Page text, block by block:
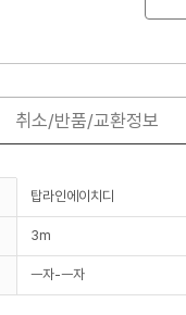
취소/반품/교환정보
탑라인에이치디
3m
ㅡ자-ㅡ자